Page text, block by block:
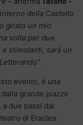
della Castello
girato un mio
volta per due
stimolanti, sarà un
.
evento, è una
grande piazza
a due passi dai
di Eraclea